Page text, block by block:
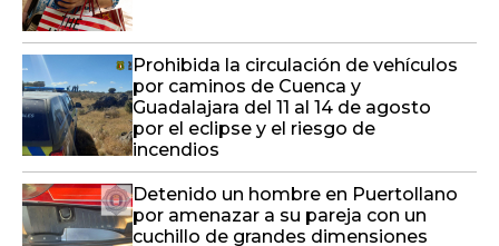
Prohibida la circulación de vehículos
por caminos de Cuenca y
Guadalajara del 11 al 14 de agosto
por el eclipse y el riesgo de
incendios
Detenido un hombre en Puertollano
por amenazar a su pareja con un
cuchillo de grandes dimensiones